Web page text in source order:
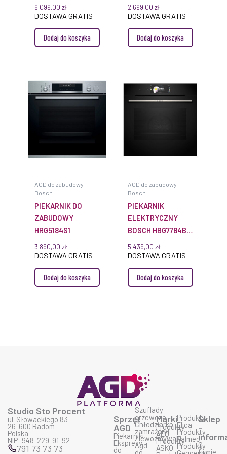
SERIE 8 DO
ZABUDOWY
6 099,00 zł
DOSTAWA GRATIS
Dodaj do koszyka
SERIE 4 DO
ZABUDOWY 60 X 60
CM
2 699,00 zł
DOSTAWA GRATIS
Dodaj do koszyka
AGD do zabudowy
Bosch
PIEKARNIK DO
ZABUDOWY
HRG5184S1
3 890,00 zł
DOSTAWA GRATIS
Dodaj do koszyka
AGD do zabudowy
Bosch
PIEKARNIK
ELEKTRYCZNY
BOSCH HBG7784B1
SERIE 8 DO
ZABUDOWY
5 439,00 zł
DOSTAWA GRATIS
Dodaj do koszyka
Studio Sto Procent
ul. Słowackiego 83
26-600 Radom
Polska
NIP: 948-229-91-92
791 73 73 73
Sprzęt
AGD
Piekarniki
Ekspresy
do
Szuflady
grzewcze
Chłodziarko
zamrażarki
Zlewozmywaki
Agd
Marki
Produkty
AEG
Produkty
ASKO
Produkty
Elica
Produkty
Falmec
Produkty
Sklep
-
O
firmie